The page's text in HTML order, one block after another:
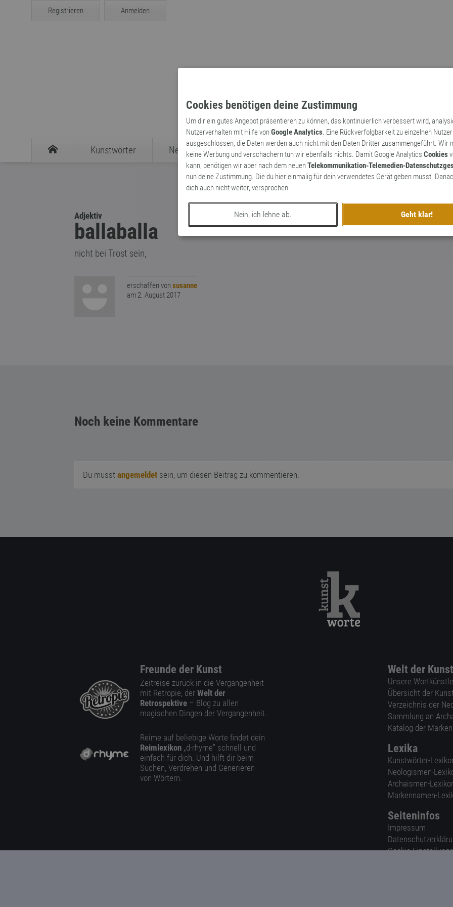
Cookies benötigen deine Zustimmung
Um dir ein gutes Angebot präsentieren zu können, das kontinuierlich verbessert wird,
Nutzerverhalten mit Hilfe vonGoogle Analytics. Eine Rückverfolgbarkeit zu einzelnen
ausgeschlossen, die Daten werden auch nicht mit den Daten Dritter zusammengeführt. Wir
keine Werbung und verschachern tun wir ebenfalls nichts. Damit Google Analytics Cookies
kann, benötigen wir aber nach dem neuenTelekommunikation-Telemedien-
nun deine Zustimmung. Die du hier einmalig für dein verwendetes Gerät geben musst.
dich auch nicht weiter, versprochen.
Nein, ich lehne ab. Geht klar!
Registrieren Anmelden
Kunstwörter Neologismen Archaismen Markennamen
Adjektiv
ballaballa
nicht bei Trost sein,
erschaffen von susanne
am 2. August 2017
Noch keine Kommentare
Du musst angemeldet sein, um diesen Beitrag zu kommentieren.
Freunde der Kunst
Zeitreise zurück in die Vergangenheit
mit Retropie, der Welt der
Retrospektive – Blog zu allen
magischen Dingen der Vergangenheit.
Reime auf beliebige Worte findet dein
Reimlexikon „d-rhyme” schnell und
einfach für dich. Und hilft dir beim
Suchen, Verdrehen und Generieren
von Wörtern.
Welt der
Unsere
Übersicht der
Verzeichnis der
Sammlung an
Katalog der
Lexika
Kunstwörter-
Neologismen-
Archaismen-
Markennamen-
Seiteninfos
Impressum
Cookie-